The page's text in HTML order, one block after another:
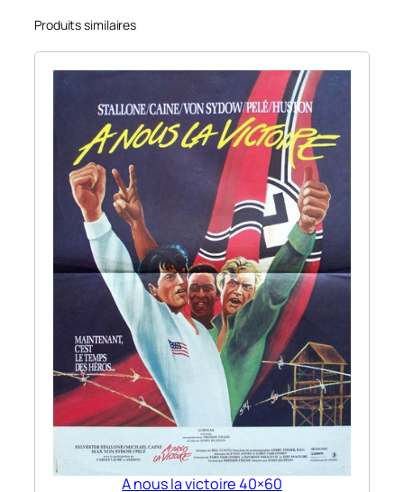
5
Produits similaires
A nous la victoire 40×60